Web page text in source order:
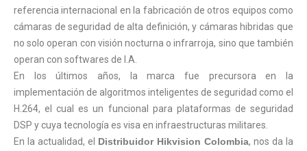
referencia internacional en la fabricación de otros equipos como
cámaras de seguridad de alta definición, y cámaras hibridas que
no solo operan con visión nocturna o infrarroja, sino que también
operan con softwares de I.A.
En los últimos años, la marca fue precursora en la
implementación de algoritmos inteligentes de seguridad como el
H.264, el cual es un funcional para plataformas de seguridad
DSP y cuya tecnología es visa en infraestructuras militares.
En la actualidad, el Distribuidor Hikvision Colombia, nos da la